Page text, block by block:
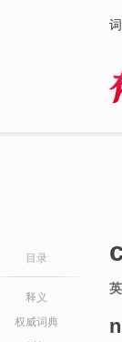
目录
释义
权威词典
英